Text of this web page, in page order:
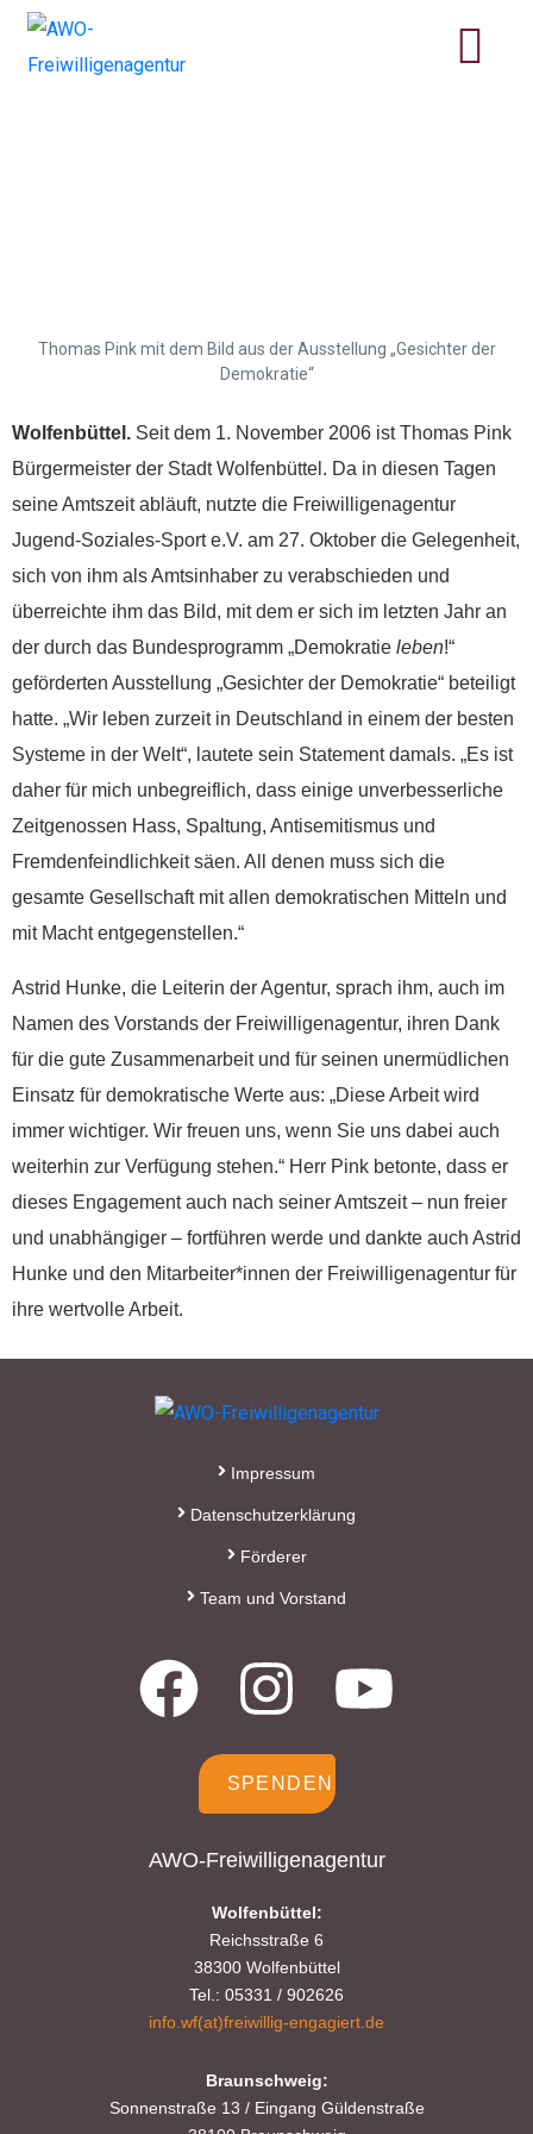
Thomas Pink mit dem Bild aus der Ausstellung „Gesichter der
Demokratie“
Wolfenbüttel. Seit dem 1. November 2006 ist Thomas Pink
Bürgermeister der Stadt Wolfenbüttel. Da in diesen Tagen
seine Amtszeit abläuft, nutzte die Freiwilligenagentur
Jugend-Soziales-Sport e.V. am 27. Oktober die Gelegenheit,
sich von ihm als Amtsinhaber zu verabschieden und
überreichte ihm das Bild, mit dem er sich im letzten Jahr an
der durch das Bundesprogramm „Demokratie leben!“
geförderten Ausstellung „Gesichter der Demokratie“ beteiligt
hatte. „Wir leben zurzeit in Deutschland in einem der besten
Systeme in der Welt“, lautete sein Statement damals. „Es ist
daher für mich unbegreiflich, dass einige unverbesserliche
Zeitgenossen Hass, Spaltung, Antisemitismus und
Fremdenfeindlichkeit säen. All denen muss sich die
gesamte Gesellschaft mit allen demokratischen Mitteln und
mit Macht entgegenstellen.“
Astrid Hunke, die Leiterin der Agentur, sprach ihm, auch im
Namen des Vorstands der Freiwilligenagentur, ihren Dank
für die gute Zusammenarbeit und für seinen unermüdlichen
Einsatz für demokratische Werte aus: „Diese Arbeit wird
immer wichtiger. Wir freuen uns, wenn Sie uns dabei auch
weiterhin zur Verfügung stehen.“ Herr Pink betonte, dass er
dieses Engagement auch nach seiner Amtszeit – nun freier
und unabhängiger – fortführen werde und dankte auch Astrid
Hunke und den Mitarbeiter*innen der Freiwilligenagentur für
ihre wertvolle Arbeit.
Impressum
Datenschutzerklärung
Förderer
Team und Vorstand
SPENDEN
AWO-Freiwilligenagentur
Wolfenbüttel:
Reichsstraße 6
38300 Wolfenbüttel
Tel.: 05331 / 902626
info.wf(at)freiwillig-engagiert.de
Braunschweig:
Sonnenstraße 13 / Eingang Güldenstraße
Spenden
zukommen lassen
möchten, nutzen Sie bitte
diese Kontodaten:
Inhaber: AWO-
Freiwilligenagentur
IBAN: DE90 2505 0000
BIC: NOLADE2HXXX
Vielen Dank.
Wir können Ihnen auf
Wunsch auch eine
Sylja Baranowski
Reichsstraße 6
38300 Wolfenbüttel
05331/902626
s.baranowski [at] freiwillig-